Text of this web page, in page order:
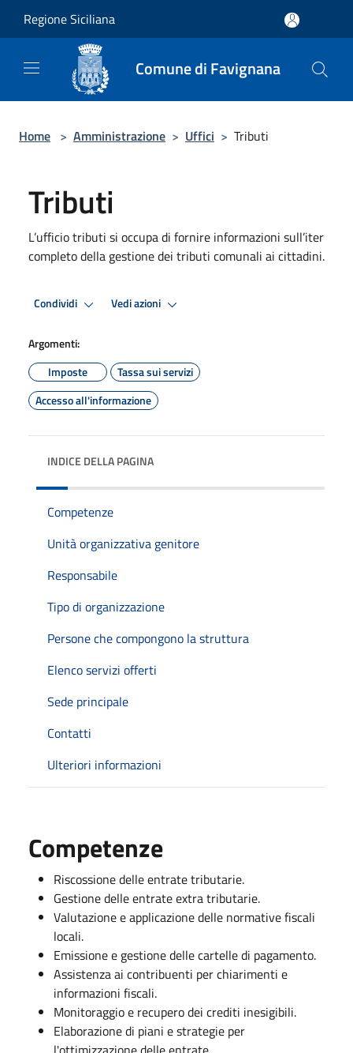
Regione Siciliana
Comune di Favignana
Home > Amministrazione > Uffici > Tributi
Tributi
L’ufficio tributi si occupa di fornire informazioni sull’iter
completo della gestione dei tributi comunali ai cittadini.
Condividi Vedi azioni
Argomenti:
Imposte
Tassa sui servizi
Accesso all'informazione
INDICE DELLA PAGINA
Competenze
Unità organizzativa genitore
Responsabile
Tipo di organizzazione
Persone che compongono la struttura
Elenco servizi offerti
Sede principale
Contatti
Ulteriori informazioni
Competenze
Riscossione delle entrate tributarie.
Gestione delle entrate extra tributarie.
Valutazione e applicazione delle normative fiscali
locali.
Emissione e gestione delle cartelle di pagamento.
Assistenza ai contribuenti per chiarimenti e
informazioni fiscali.
Monitoraggio e recupero dei crediti inesigibili.
Elaborazione di piani e strategie per